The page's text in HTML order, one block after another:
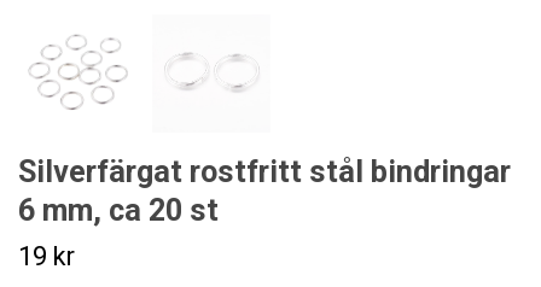
Silverfärgat rostfritt stål bindringar
6 mm, ca 20 st
19 kr